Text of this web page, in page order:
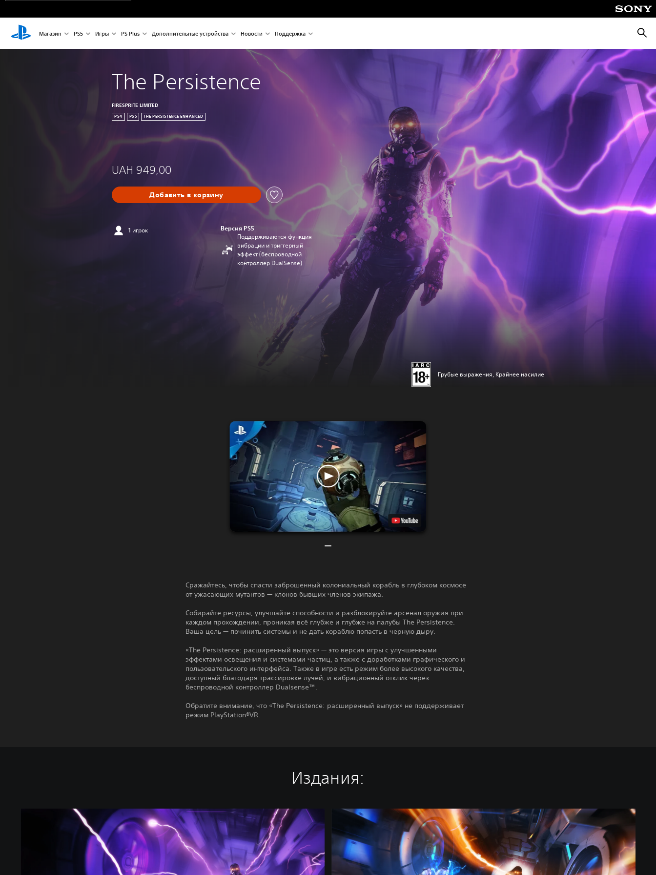
Магазин PS5 Игры PS Plus Дополнительные устройства Новости Поддержка
The Persistence
FIRESPRITE LIMITED
PS4 PS5 THE PERSISTENCE ENHANCED
UAH 949,00
Добавить в корзину
1 игрок Версия PS5
Поддерживаются функция
вибрации и триггерный
эффект (беспроводной
контроллер DualSense)
Грубые выражения, Крайнее насилие
Сражайтесь, чтобы спасти заброшенный колониальный корабль в глубоком космосе
от ужасающих мутантов — клонов бывших членов экипажа.
Собирайте ресурсы, улучшайте способности и разблокируйте арсенал оружия при
каждом прохождении, проникая всё глубже и глубже на палубы The Persistence.
Ваша цель — починить системы и не дать кораблю попасть в черную дыру.
«The Persistence: расширенный выпуск» — это версия игры с улучшенными
эффектами освещения и системами частиц, а также с доработками графического и
пользовательского интерфейса. Также в игре есть режим более высокого качества,
доступный благодаря трассировке лучей, и вибрационный отклик через
беспроводной контроллер Dualsense™.
Обратите внимание, что «The Persistence: расширенный выпуск» не поддерживает
режим PlayStation®VR.
Издания:
e